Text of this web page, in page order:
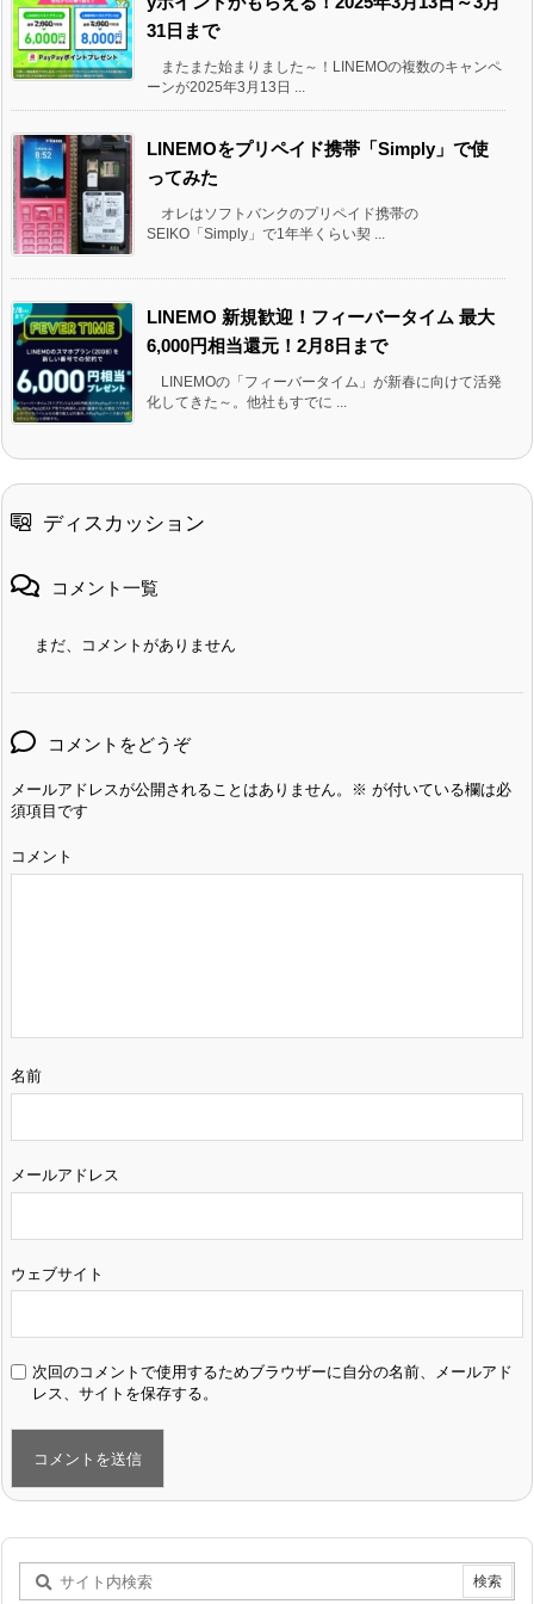
31日まで
またまた始まりました～！LINEMOの複数のキャンペ
ーンが2025年3月13日 ...
LINEMOをプリペイド携帯「Simply」で使
ってみた
オレはソフトバンクのプリペイド携帯の
SEIKO「Simply」で1年半くらい契 ...
LINEMO 新規歓迎！フィーバータイム 最大
6,000円相当還元！2月8日まで
LINEMOの「フィーバータイム」が新春に向けて活発
化してきた～。他社もすでに ...
ディスカッション
コメント一覧
まだ、コメントがありません
コメントをどうぞ
メールアドレスが公開されることはありません。 ※ が付いている欄は必
須項目です
コメント
名前
メールアドレス
ウェブサイト
次回のコメントで使用するためブラウザーに自分の名前、メールアド
レス、サイトを保存する。